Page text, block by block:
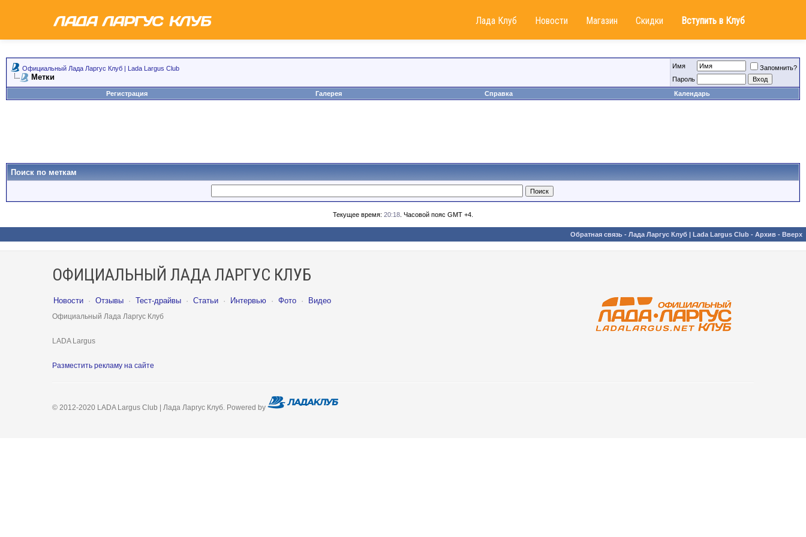
Лада Клуб Новости Магазин Скидки Вступить в Клуб
Официальный Лада Ларгус Клуб | Lada Largus Club
Метки
Имя
Запомнить?
Пароль
Регистрация
Галерея Справка Календарь
Поиск по меткам
Текущее время: 20:18 . Часовой пояс GMT +4.
Обратная связь - Лада Ларгус Клуб | Lada Largus Club - Архив - Вверх
ОФИЦИАЛЬНЫЙ ЛАДА ЛАРГУС КЛУБ
Новости · Отзывы · Тест-драйвы · Статьи · Интервью · Фото · Видео
Официальный Лада Ларгус Клуб
LADA Largus
Разместить рекламу на сайте
© 2012-2020 LADA Largus Club | Лада Ларгус Клуб. Powered by